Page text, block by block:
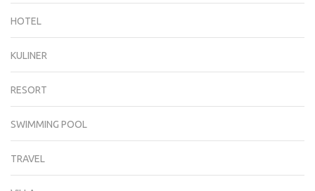
HOTEL
KULINER
RESORT
SWIMMING POOL
TRAVEL